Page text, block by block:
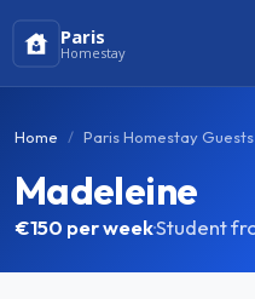
Paris
Homestay
Home Paris Homestay Guests
Madeleine
€150 per week·Student